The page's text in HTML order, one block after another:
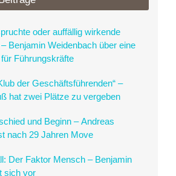
oder auffällig wirkende
Benjamin Weidenbach über eine
Führungskräfte
der Geschäftsführenden“ –
hat zwei Plätze zu vergeben
und Beginn – Andreas
nach 29 Jahren Move
Der Faktor Mensch – Benjamin
sich vor